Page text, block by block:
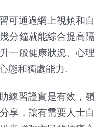
可通過網上視頻和自
分鐘就能綜合提高隔
一般健康狀況、心理
態和獨處能力。
練習證實是有效，嶺
享，讓有需要人士自